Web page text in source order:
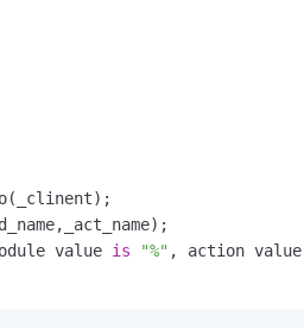
value is "%" , action value